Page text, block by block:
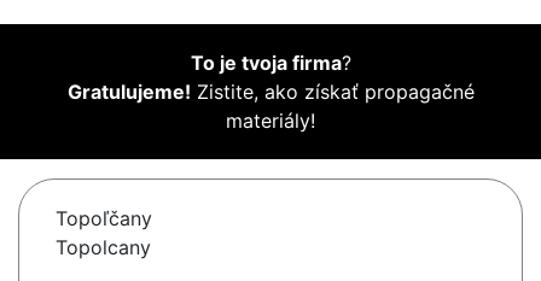
To je tvoja firma?
Gratulujeme! Zistite, ako získať propagačné
materiály!
Topoľčany
Topolcany